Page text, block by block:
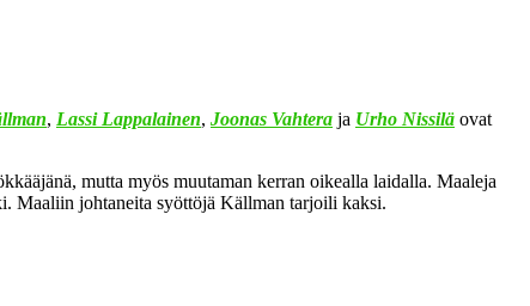
, Lassi Lappalainen, Joonas Vahtera ja Urho Nissilä ovat
mutta myös muutaman kerran oikealla laidalla. Maaleja
Maaliin johtaneita syöttöjä Källman tarjoili kaksi.